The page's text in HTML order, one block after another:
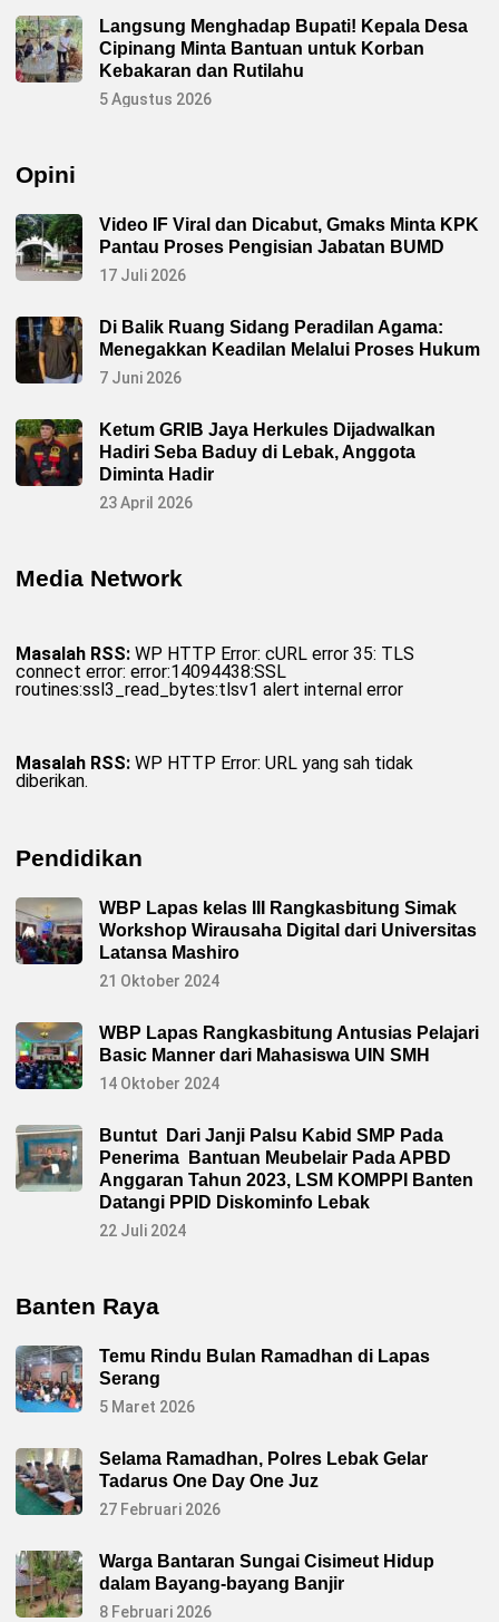
Langsung Menghadap Bupati! Kepala Desa
Cipinang Minta Bantuan untuk Korban
Kebakaran dan Rutilahu
5 Agustus 2026
Opini
Video IF Viral dan Dicabut, Gmaks Minta KPK
Pantau Proses Pengisian Jabatan BUMD
17 Juli 2026
Di Balik Ruang Sidang Peradilan Agama:
Menegakkan Keadilan Melalui Proses Hukum
7 Juni 2026
Ketum GRIB Jaya Herkules Dijadwalkan
Hadiri Seba Baduy di Lebak, Anggota
Diminta Hadir
23 April 2026
Media Network
Masalah RSS: WP HTTP Error: cURL error 35: TLS
connect error: error:14094438:SSL
routines:ssl3_read_bytes:tlsv1 alert internal error
Masalah RSS: WP HTTP Error: URL yang sah tidak
diberikan.
Pendidikan
WBP Lapas kelas III Rangkasbitung Simak
Workshop Wirausaha Digital dari Universitas
Latansa Mashiro
21 Oktober 2024
WBP Lapas Rangkasbitung Antusias Pelajari
Basic Manner dari Mahasiswa UIN SMH
14 Oktober 2024
Buntut Dari Janji Palsu Kabid SMP Pada
Penerima Bantuan Meubelair Pada APBD
Anggaran Tahun 2023, LSM KOMPPI Banten
Datangi PPID Diskominfo Lebak
22 Juli 2024
Banten Raya
Temu Rindu Bulan Ramadhan di Lapas
Serang
5 Maret 2026
Selama Ramadhan, Polres Lebak Gelar
Tadarus One Day One Juz
27 Februari 2026
Warga Bantaran Sungai Cisimeut Hidup
dalam Bayang-bayang Banjir
8 Februari 2026